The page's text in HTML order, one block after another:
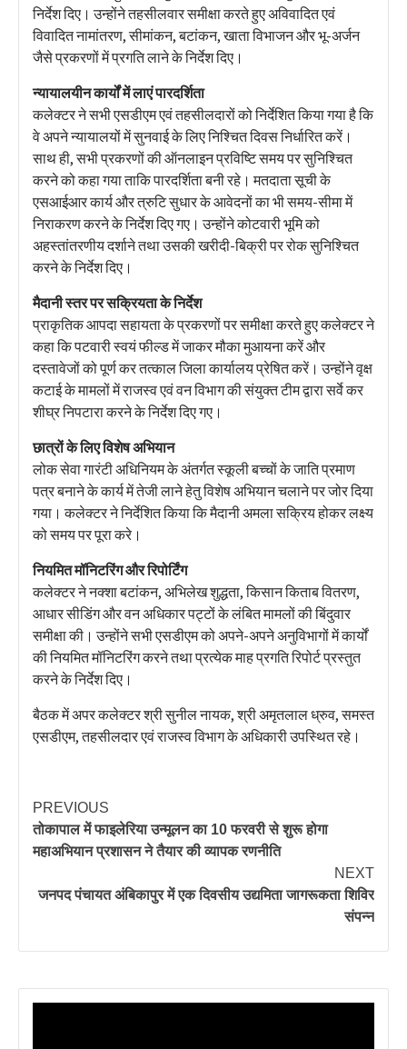
निर्देश दिए। उन्होंने तहसीलवार समीक्षा करते हुए अविवादित एवं
विवादित नामांतरण, सीमांकन, बटांकन, खाता विभाजन और भू-अर्जन
जैसे प्रकरणों में प्रगति लाने के निर्देश दिए।
न्यायालयीन कार्यों में लाएं पारदर्शिता
कलेक्टर ने सभी एसडीएम एवं तहसीलदारों को निर्देशित किया गया है कि
वे अपने न्यायालयों में सुनवाई के लिए निश्चित दिवस निर्धारित करें।
साथ ही, सभी प्रकरणों की ऑनलाइन प्रविष्टि समय पर सुनिश्चित
करने को कहा गया ताकि पारदर्शिता बनी रहे। मतदाता सूची के
एसआईआर कार्य और त्रुटि सुधार के आवेदनों का भी समय-सीमा में
निराकरण करने के निर्देश दिए गए। उन्होंने कोटवारी भूमि को
अहस्तांतरणीय दर्शाने तथा उसकी खरीदी-बिक्री पर रोक सुनिश्चित
करने के निर्देश दिए।
मैदानी स्तर पर सक्रियता के निर्देश
प्राकृतिक आपदा सहायता के प्रकरणों पर समीक्षा करते हुए कलेक्टर ने
कहा कि पटवारी स्वयं फील्ड में जाकर मौका मुआयना करें और
दस्तावेजों को पूर्ण कर तत्काल जिला कार्यालय प्रेषित करें। उन्होंने वृक्ष
कटाई के मामलों में राजस्व एवं वन विभाग की संयुक्त टीम द्वारा सर्वे कर
शीघ्र निपटारा करने के निर्देश दिए गए।
छात्रों के लिए विशेष अभियान
लोक सेवा गारंटी अधिनियम के अंतर्गत स्कूली बच्चों के जाति प्रमाण
पत्र बनाने के कार्य में तेजी लाने हेतु विशेष अभियान चलाने पर जोर दिया
गया। कलेक्टर ने निर्देशित किया कि मैदानी अमला सक्रिय होकर लक्ष्य
को समय पर पूरा करे।
नियमित मॉनिटरिंग और रिपोर्टिंग
कलेक्टर ने नक्शा बटांकन, अभिलेख शुद्धता, किसान किताब वितरण,
आधार सीडिंग और वन अधिकार पट्टों के लंबित मामलों की बिंदुवार
समीक्षा की। उन्होंने सभी एसडीएम को अपने-अपने अनुविभागों में कार्यों
की नियमित मॉनिटरिंग करने तथा प्रत्येक माह प्रगति रिपोर्ट प्रस्तुत
करने के निर्देश दिए।
बैठक में अपर कलेक्टर श्री सुनील नायक, श्री अमृतलाल ध्रुव, समस्त
एसडीएम, तहसीलदार एवं राजस्व विभाग के अधिकारी उपस्थित रहे।
PREVIOUS
तोकापाल में फाइलेरिया उन्मूलन का 10 फरवरी से शुरू होगा
महाअभियान प्रशासन ने तैयार की व्यापक रणनीति
NEXT
जनपद पंचायत अंबिकापुर में एक दिवसीय उद्यमिता जागरूकता शिविर
संपन्न